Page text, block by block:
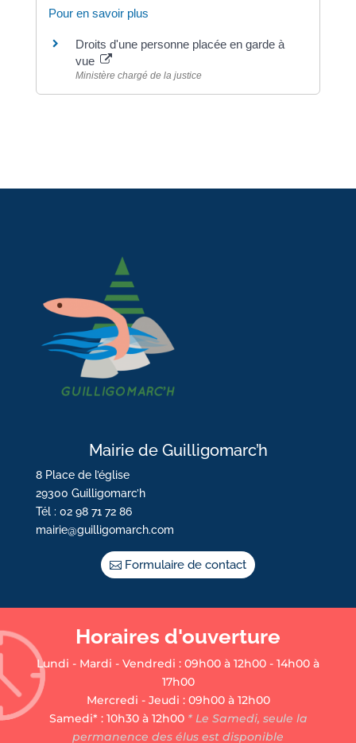
Pour en savoir plus
Droits d'une personne placée en garde à
vue
Ministère chargé de la justice
Mairie de Guilligomarc’h
8 Place de l’église
29300 Guilligomarc’h
Tél : 02 98 71 72 86
mairie@guilligomarch.com
Formulaire de contact
Horaires d'ouverture
Lundi - Mardi - Vendredi : 09h00 à 12h00 - 14h00 à
17h00
Mercredi - Jeudi : 09h00 à 12h00
Samedi* : 10h30 à 12h00* Le Samedi, seule la
permanence des élus est disponible